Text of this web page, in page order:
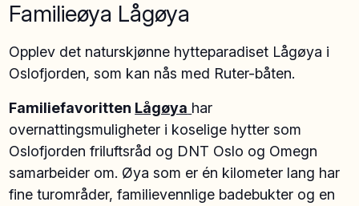
Familieøya Lågøya
Opplev det naturskjønne hytteparadiset Lågøya i
Oslofjorden, som kan nås med Ruter-båten.
Familiefavoritten Lågøya har
overnattingsmuligheter i koselige hytter som
Oslofjorden friluftsråd og DNT Oslo og Omegn
samarbeider om. Øya som er én kilometer lang har
fine turområder, familievennlige badebukter og en